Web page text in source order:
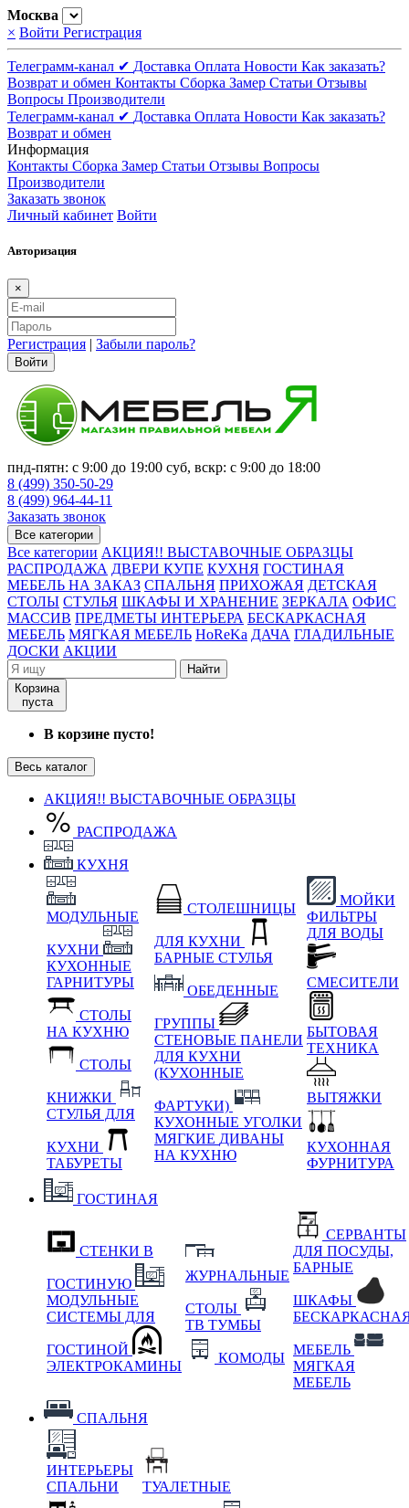
Москва
× Войти Регистрация
Телеграмм-канал ✔ Доставка Оплата Новости Как заказать?
Возврат и обмен Контакты Сборка Замер Статьи Отзывы
Вопросы Производители
Телеграмм-канал ✔ Доставка Оплата Новости Как заказать?
Возврат и обмен
Информация
Контакты Сборка Замер Статьи Отзывы Вопросы
Производители
Заказать звонок
Личный кабинет Войти
Авторизация
×
Регистрация | Забыли пароль?
Войти
пнд-пятн: с 9:00 до 19:00 суб, вскр: с 9:00 до 18:00
8 (499) 350-50-29
8 (499) 964-44-11
Заказать звонок
Все категории
Все категории АКЦИЯ!! ВЫСТАВОЧНЫЕ ОБРАЗЦЫ
РАСПРОДАЖА ДВЕРИ КУПЕ КУХНЯ ГОСТИНАЯ
МЕБЕЛЬ НА ЗАКАЗ СПАЛЬНЯ ПРИХОЖАЯ ДЕТСКАЯ
СТОЛЫ СТУЛЬЯ ШКАФЫ И ХРАНЕНИЕ ЗЕРКАЛА ОФИС
МАССИВ ПРЕДМЕТЫ ИНТЕРЬЕРА БЕСКАРКАСНАЯ
МЕБЕЛЬ МЯГКАЯ МЕБЕЛЬ HoReKa ДАЧА ГЛАДИЛЬНЫЕ
ДОСКИ АКЦИИ
Найти
Корзина
пуста
В корзине пусто!
Весь каталог
АКЦИЯ!! ВЫСТАВОЧНЫЕ ОБРАЗЦЫ
РАСПРОДАЖА
КУХНЯ
МОДУЛЬНЫЕ
КУХНИ
КУХОННЫЕ
ГАРНИТУРЫ
СТОЛЫ
НА КУХНЮ
СТОЛЫ
КНИЖКИ
СТУЛЬЯ ДЛЯ
КУХНИ
ТАБУРЕТЫ
СТОЛЕШНИЦЫ
ДЛЯ КУХНИ
БАРНЫЕ СТУЛЬЯ
ОБЕДЕННЫЕ
ГРУППЫ
СТЕНОВЫЕ ПАНЕЛИ
ДЛЯ КУХНИ
(КУХОННЫЕ
ФАРТУКИ)
КУХОННЫЕ УГОЛКИ
МЯГКИЕ ДИВАНЫ
НА КУХНЮ
МОЙКИ
ФИЛЬТРЫ
ДЛЯ ВОДЫ
СМЕСИТЕЛИ
БЫТОВАЯ
ТЕХНИКА
ВЫТЯЖКИ
КУХОННАЯ
ФУРНИТУРА
ГОСТИНАЯ
СТЕНКИ В
ГОСТИНУЮ
МОДУЛЬНЫЕ
СИСТЕМЫ ДЛЯ
ГОСТИНОЙ
ЭЛЕКТРОКАМИНЫ
ЖУРНАЛЬНЫЕ
СТОЛЫ
ТВ ТУМБЫ
КОМОДЫ
СЕРВАНТЫ
ДЛЯ ПОСУДЫ,
БАРНЫЕ
ШКАФЫ
МЕБЕЛЬ
МЯГКАЯ
МЕБЕЛЬ
СПАЛЬНЯ
ИНТЕРЬЕРЫ
СПАЛЬНИ
ТУАЛЕТНЫЕ